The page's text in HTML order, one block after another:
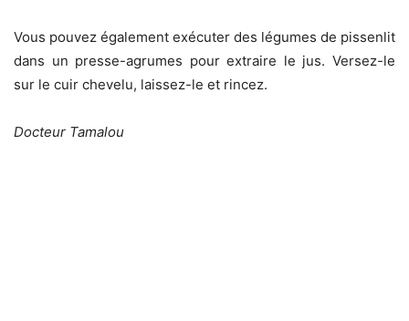
Vous pouvez également exécuter des légumes de pissenlit
dans un presse-agrumes pour extraire le jus. Versez-le
sur le cuir chevelu, laissez-le et rincez.
Docteur Tamalou